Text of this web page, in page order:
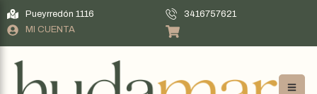
Pueyrredón 1116
3416757621
MI CUENTA